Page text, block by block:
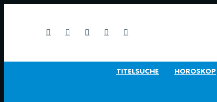
TITELSUCHE HOROSKOP